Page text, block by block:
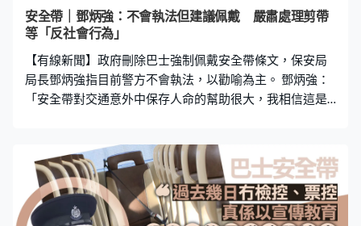
現「新型碰瓷黨」，警方最新接獲70宗案件，懷疑部份是
有組織行騙。鄧炳強：「我們發現相關律師樓有一兩間，
去去都是三幾個，還有我們分析撞傷頸部的受害人，其中
安全帶｜鄧炳強：不會執法但建議佩戴 嚴肅處理剪帶
等「反社會行為」
【有線新聞】政府刪除巴士強制佩戴安全帶條文，保安局
局長鄧炳強指目前警方不會執法，以勸喻為主。 鄧炳強：
「安全帶對交通意外中保存人命的幫助很大，我相信這是
我覺得佩戴安全帶對我而言，對個人安全是絕對需要的，
所以現在包括私家車或小巴有法例要求佩戴安全帶，現在
乘坐巴士雖然這刻未必要佩帶戴，或現在不佩戴並非違
法，但我都建議佩戴會安全。」 對於有巴士安全帶被剪斷